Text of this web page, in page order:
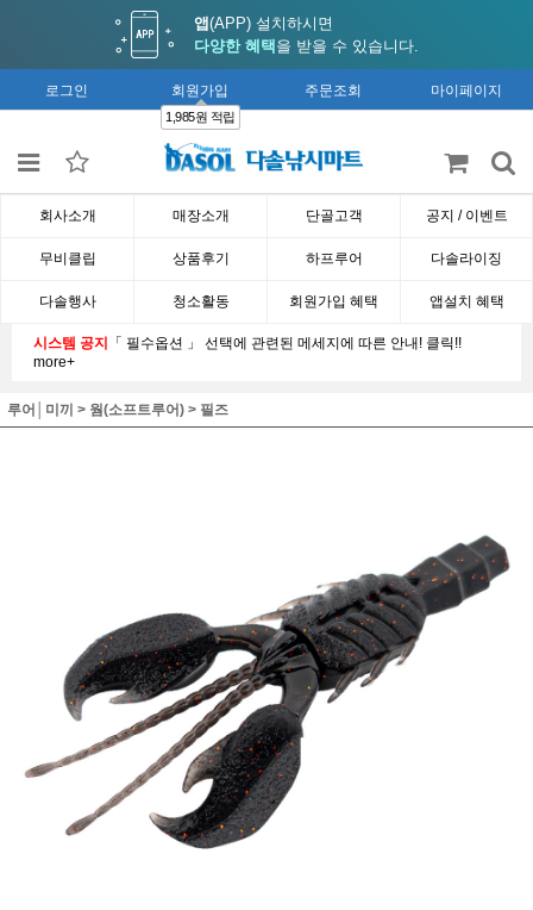
앱(APP) 설치하시면
다양한 혜택 을 받을 수 있습니다.
로그인 회원가입
1,985원 적립
주문조회 마이페이지
회사소개 매장소개 단골고객 공지 / 이벤트
무비클립 상품후기 하프루어 다솔라이징
다솔행사 청소활동 회원가입 혜택 앱설치 혜택
시스템 공지 「 필수옵션 」 선택에 관련된 메세지에 따른 안내! 클릭!!
more+
루어│미끼 > 웜(소프트루어) > 필즈